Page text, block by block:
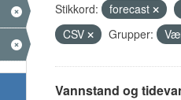
Stikkord: forecast
CSV
Grupper:
Vannstand og